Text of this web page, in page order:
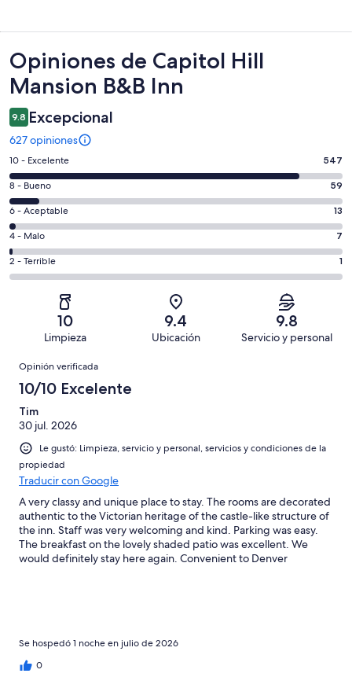
Opiniones
Opiniones de Capitol Hill
Mansion B&B Inn
9.8 Excepcional
627 opiniones
Puntuación
de
10,
es
decir,
Excelente.
Basada
en
opiniones
10 - Excelente 547
Puntuación
de
8,
es
decir,
Bueno.
opiniones
8 - Bueno 59
Puntuación
de
6,
es
decir,
Aceptable.
de
627
opiniones
6 - Aceptable 13
Puntuación
de
4,
Basada
de
opiniones
4 - Malo 7
Puntuación
de
Terrible.
Basada
de
627
opiniones
2 - Terrible 1
10
Limpieza
9.4
Ubicación
9.8
Servicio y personal
Opiniones
Opinión verificada
10/10 Excelente
Tim
30 jul. 2026
Le gustó: Limpieza, servicio y personal, servicios y condiciones de la
propiedad
Traducir con Google
A very classy and unique place to stay. The rooms are decorated
authentic to the Victorian heritage of the castle-like structure of
the inn. Staff was very welcoming and kind. Parking was easy.
The breakfast on the lovely shaded patio was excellent. We
would definitely stay here again. Convenient to Denver
Se hospedó 1 noche en julio de 2026
0